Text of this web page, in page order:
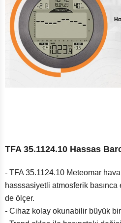
TFA 35.1124.10 Hassas
- TFA 35.1124.10 Meteomar
hasssasiyetli atmosferik basınca
de ölçer.
- Cihaz kolay okunabilir büyük